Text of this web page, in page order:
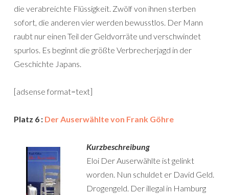
die verabreichte Flüssigkeit. Zwölf von ihnen sterben
sofort, die anderen vier werden bewusstlos. Der Mann
raubt nur einen Teil der Geldvorräte und verschwindet
spurlos. Es beginnt die größte Verbrecherjagd in der
Geschichte Japans.
[adsense format=text]
Platz 6 : Der Auserwählte von Frank Göhre
Kurzbeschreibung
Eloi Der Auserwählte ist gelinkt
worden. Nun schuldet er David Geld.
Drogengeld. Der illegal in Hamburg